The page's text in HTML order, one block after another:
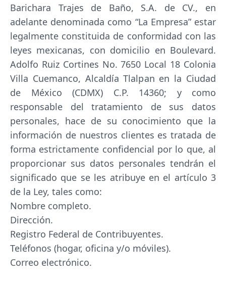
Barichara Trajes de Baño, S.A. de CV., en
adelante denominada como “La Empresa” estar
legalmente constituida de conformidad con las
leyes mexicanas, con domicilio en Boulevard.
Adolfo Ruiz Cortines No. 7650 Local 18 Colonia
Villa Cuemanco, Alcaldía Tlalpan en la Ciudad
de México (CDMX) C.P. 14360; y como
responsable del tratamiento de sus datos
personales, hace de su conocimiento que la
información de nuestros clientes es tratada de
forma estrictamente confidencial por lo que, al
proporcionar sus datos personales tendrán el
significado que se les atribuye en el artículo 3
de la Ley, tales como:
Nombre completo.
Dirección.
Registro Federal de Contribuyentes.
Teléfonos (hogar, oficina y/o móviles).
Correo electrónico.